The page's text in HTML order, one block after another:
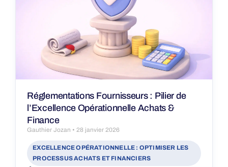
Réglementations Fournisseurs : Pilier de
l’Excellence Opérationnelle Achats &
Finance
Gauthier Jozan 28 janvier 2026
EXCELLENCE OPÉRATIONNELLE : OPTIMISER LES
PROCESSUS ACHATS ET FINANCIERS